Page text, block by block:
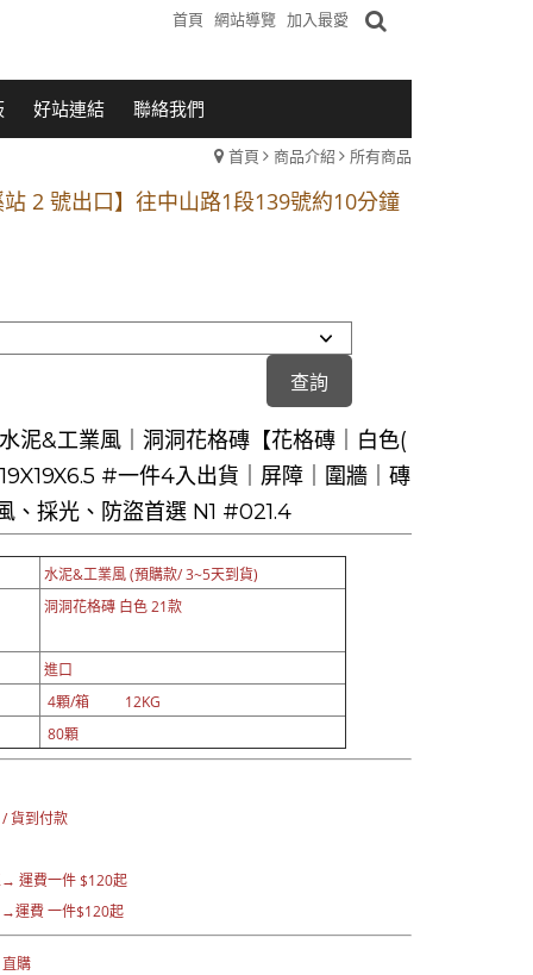
首頁 網站導覽 加入最愛
好站連結 聯絡我們
首頁 商品介紹 所有商品
1段 到永平路路口(樂華夜市口)門口可停車
2 號出口】往中山路1段139號約10分鐘
客戶加入 LINE官方帳號@a0975005573
2 號出口】往中山路1段139號約10分鐘
客戶加入 LINE官方帳號@a0975005573
泥&工業風｜洞洞花格磚【花格磚｜白色(
#一件4入出貨｜屏障｜圍牆｜磚
、採光、防盜首選 N1 #021.4
水泥&工業風 (預購款/ 3~5天到貨)
洞洞花格磚 白色 21款
進口
4顆/箱 12KG
80顆
貨到付款
運費一件 $120起
費 一件$120起
購